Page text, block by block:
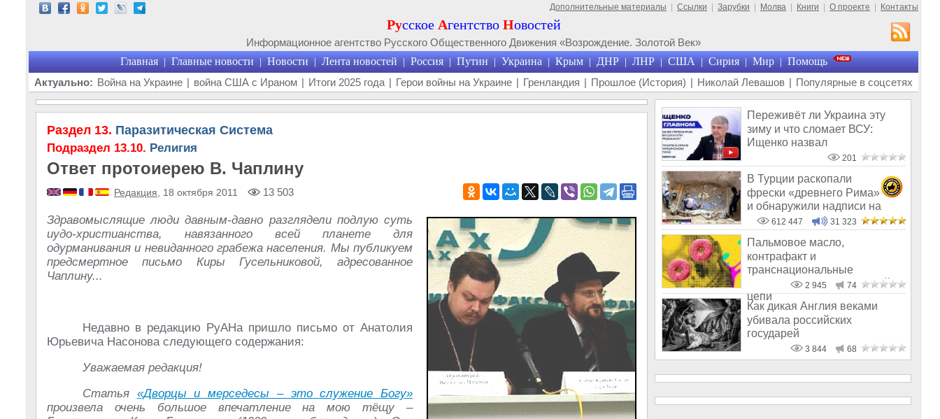
Дополнительные материалы Ссылки Зарубки Молва Книги О проекте Контакты
Русское Агентство Новостей
Информационное агентство Русского Общественного Движения «Возрождение. Золотой Век»
Главная | Главные новости | Новости | Лента новостей | Россия | Путин | Украина | Крым | ДНР | ЛНР | США | Сирия | Мир | Помощь
Актуально: Война на Украине | война США с Ираном | Итоги 2025 года | Герои войны на Украине | Гренландия | Прошлое (История) | Николай Левашов | Популярные в соцсетях
Раздел 13. Паразитическая Система
Подраздел 13.10. Религия
Ответ протоиерею В. Чаплину
Редакция , 18 октября 2011 13 503
Здравомыслящие люди давным-давно разглядели подлую суть
иудо-христианства, навязанного всей планете для
одурманивания и невиданного грабежа населения. Мы публикуем
предсмертное письмо Киры Гусельниковой, адресованное
Чаплину...
Недавно в редакцию РуАНа пришло письмо от Анатолия
Юрьевича Насонова следующего содержания:
Уважаемая редакция!
Статья «Дворцы и мерседесы – это служение Богу»
произвела очень большое впечатление на мою тёщу –
Переживёт ли Украина эту
зиму и что сломает ВСУ:
Ищенко назвал
единственное решение
201
В Турции раскопали
фрески «древнего Рима»
и обнаружили надписи на
Русском!
612 447 31 323
Пальмовое масло,
контрафакт и
транснациональные
корпорации – звенья одной
цепи
2 945 74
Как дикая Англия веками
убивала российских
государей
3 844 68